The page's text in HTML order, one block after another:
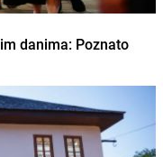
danima: Poznato